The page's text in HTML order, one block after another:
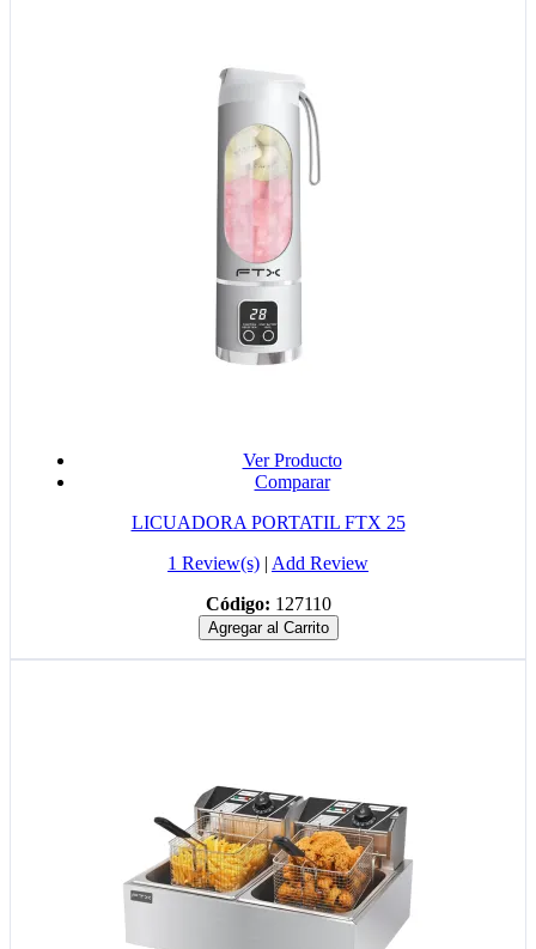
Ver Producto
Comparar
LICUADORA PORTATIL FTX 25
1 Review(s) | Add Review
Código: 127110
Agregar al Carrito